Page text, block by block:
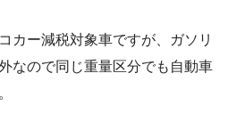
カー減税対象車ですが、ガソリ
なので同じ重量区分でも自動車